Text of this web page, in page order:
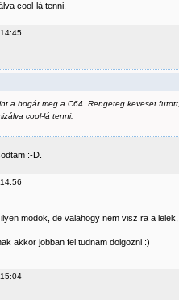
cool-lá tenni.
a bogár meg a C64. Rengeteg keveset
cool-lá tenni.
:-D.
modok, de valahogy nem visz ra a
akkor jobban fel tudnam dolgozni :)